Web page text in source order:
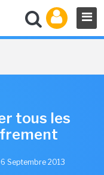
tous les
Septembre 2013